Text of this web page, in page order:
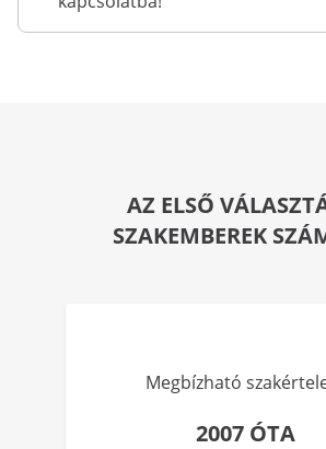
AZ ELSŐ
SZAKEMBEREK
Megbízható
2007 ÓTA